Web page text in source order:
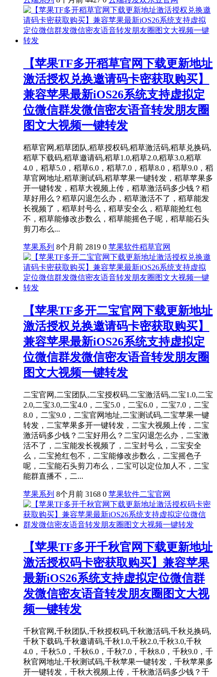
【苹果TF多开稻草官网下载更新地址
激活授权兑换邀请码卡密获取购买】
兼容苹果最新iOS26系统支持虚拟定
位微信群发微信密友语音转发朋友圈
图文大视频一键转发
稻草官网,稻草团队,稻草授权码,稻草激活码,稻草兑换码,
稻草下载码,稻草邀请码,稻草1.0,稻草2.0,稻草3.0,稻草
4.0，稻草5.0，稻草6.0，稻草7.0，稻草8.0，稻草9.0，稻
草官网地址,稻草测试码,稻草苹果一键转发，稻草苹果多
开一键转发，稻草大视频上传，稻草激活码多少钱？稻
草好用么？稻草闪退怎么办，稻草激活不了，稻草能发
长视频了，稻草封号么，稻草安全么，稻草能抢红包
不，稻草能修改步数么，稻草能摇色子呢，稻草能石头
剪刀布么...
苹果系列 8个月前 2819 0 苹果软件稻草官网
【苹果TF多开二宝官网下载更新地址
激活授权兑换邀请码卡密获取购买】
兼容苹果最新iOS26系统支持虚拟定
位微信群发微信密友语音转发朋友圈
图文大视频一键转发
二宝官网,二宝团队,二宝授权码,二宝激活码,二宝1.0,二宝
2.0,二宝3.0,二宝4.0，二宝5.0，二宝6.0，二宝7.0，二宝
8.0，二宝9.0，二宝官网地址,二宝测试码,二宝苹果一键
转发，二宝苹果多开一键转发，二宝大视频上传，二宝
激活码多少钱？二宝好用么？二宝闪退怎么办，二宝激
活不了，二宝能发长视频了，二宝封号么，二宝安全
么，二宝抢红包不，二宝能修改步数么，二宝摇色子
呢，二宝能石头剪刀布么，二宝可以定位加人不，二宝
能群直播不，二...
苹果系列 8个月前 3168 0 苹果软件二宝官网
【苹果TF多开千秋官网下载更新地址
激活授权码卡密获取购买】兼容苹果
最新iOS26系统支持虚拟定位微信群
发微信密友语音转发朋友圈图文大视
频一键转发
千秋官网,千秋团队,千秋授权码,千秋激活码,千秋兑换码,
千秋下载码,千秋邀请码,千秋1.0,千秋2.0,千秋3.0,千秋
4.0，千秋5.0，千秋6.0，千秋7.0，千秋8.0，千秋9.0，千
秋官网地址,千秋测试码,千秋苹果一键转发，千秋苹果多
开一键转发，千秋大视频上传，千秋激活码多少钱？千